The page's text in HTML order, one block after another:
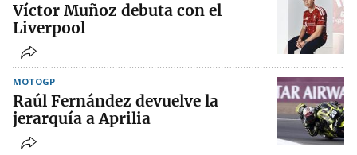
Víctor Muñoz debuta con el
Liverpool
MOTOGP
Raúl Fernández devuelve la
jerarquía a Aprilia